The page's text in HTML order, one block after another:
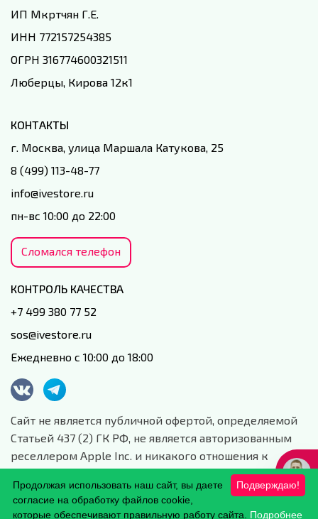
ИП Мкртчян Г.Е.
ИНН 772157254385
ОГРН 316774600321511
Люберцы, Кирова 12к1
КОНТАКТЫ
г. Москва, улица Маршала Катукова, 25
8 (499) 113-48-77
info@ivestore.ru
пн-вс 10:00 до 22:00
Сломался телефон
КОНТРОЛЬ КАЧЕСТВА
+7 499 380 77 52
sos@ivestore.ru
Ежедневно с 10:00 до 18:00
Сайт не является публичной офертой, определяемой
Статьей 437 (2) ГК РФ, не является авторизованным
реселлером Apple Inc. и никакого отношения к
данной компании и ее юридическим лицам не имеет.
Сайт носит сугубо информационный характер.
Обработка персональных данных.
Подверждаю!
Продолжая использовать наш сайт, вы даете
согласие на обработку файлов cookie,
которые обеспечивают правильную работу сайта. Подробнее